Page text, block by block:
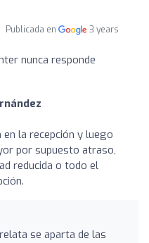
Publicada en
3 years
nunca responde
en la recepción y luego
por supuesto atraso,
reducida o todo el
se aparta de las